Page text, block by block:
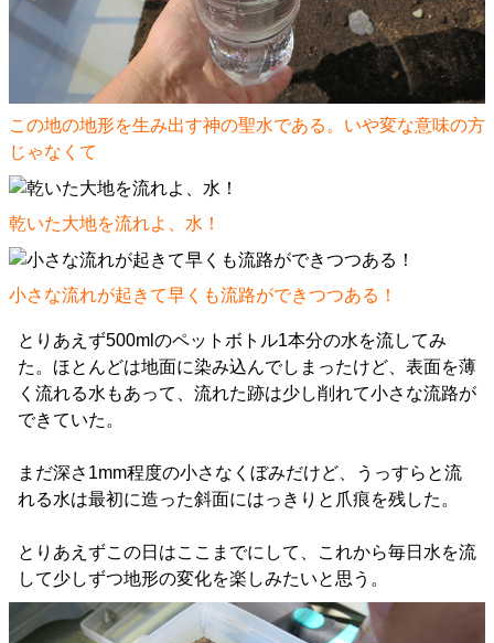
この地の地形を生み出す神の聖水である。いや変な意味の方
じゃなくて
乾いた大地を流れよ、水！
小さな流れが起きて早くも流路ができつつある！
とりあえず500mlのペットボトル1本分の水を流してみ
た。ほとんどは地面に染み込んでしまったけど、表面を薄
く流れる水もあって、流れた跡は少し削れて小さな流路が
できていた。
まだ深さ1mm程度の小さなくぼみだけど、うっすらと流
れる水は最初に造った斜面にはっきりと爪痕を残した。
とりあえずこの日はここまでにして、これから毎日水を流
して少しずつ地形の変化を楽しみたいと思う。